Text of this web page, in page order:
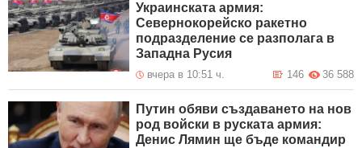
Украинската армия:
Севернокорейско ракетно
подразделение се разполага в
Западна Русия
вчера в 10:51 ч. 36 588
146
Путин обяви създаването на нов
род войски в руската армия:
Денис Лямин ще бъде командир